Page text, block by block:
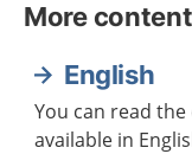
More
English
You can read
available in